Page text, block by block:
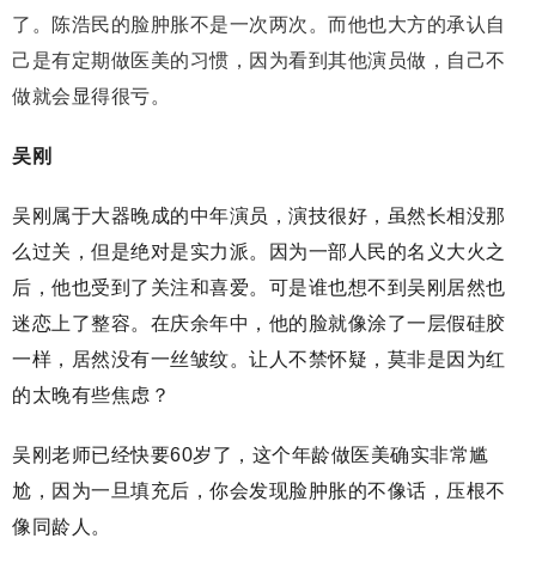
了。陈浩民的脸肿胀不是一次两次。而他也大方的承认自
己是有定期做医美的习惯，因为看到其他演员做，自己不
做就会显得很亏。
吴刚
吴刚属于大器晚成的中年演员，演技很好，虽然长相没那
么过关，但是绝对是实力派。因为一部人民的名义大火之
后，他也受到了关注和喜爱。可是谁也想不到吴刚居然也
迷恋上了整容。在庆余年中，他的脸就像涂了一层假硅胶
一样，居然没有一丝皱纹。让人不禁怀疑，莫非是因为红
的太晚有些焦虑？
吴刚老师已经快要60岁了，这个年龄做医美确实非常尴
尬，因为一旦填充后，你会发现脸肿胀的不像话，压根不
像同龄人。